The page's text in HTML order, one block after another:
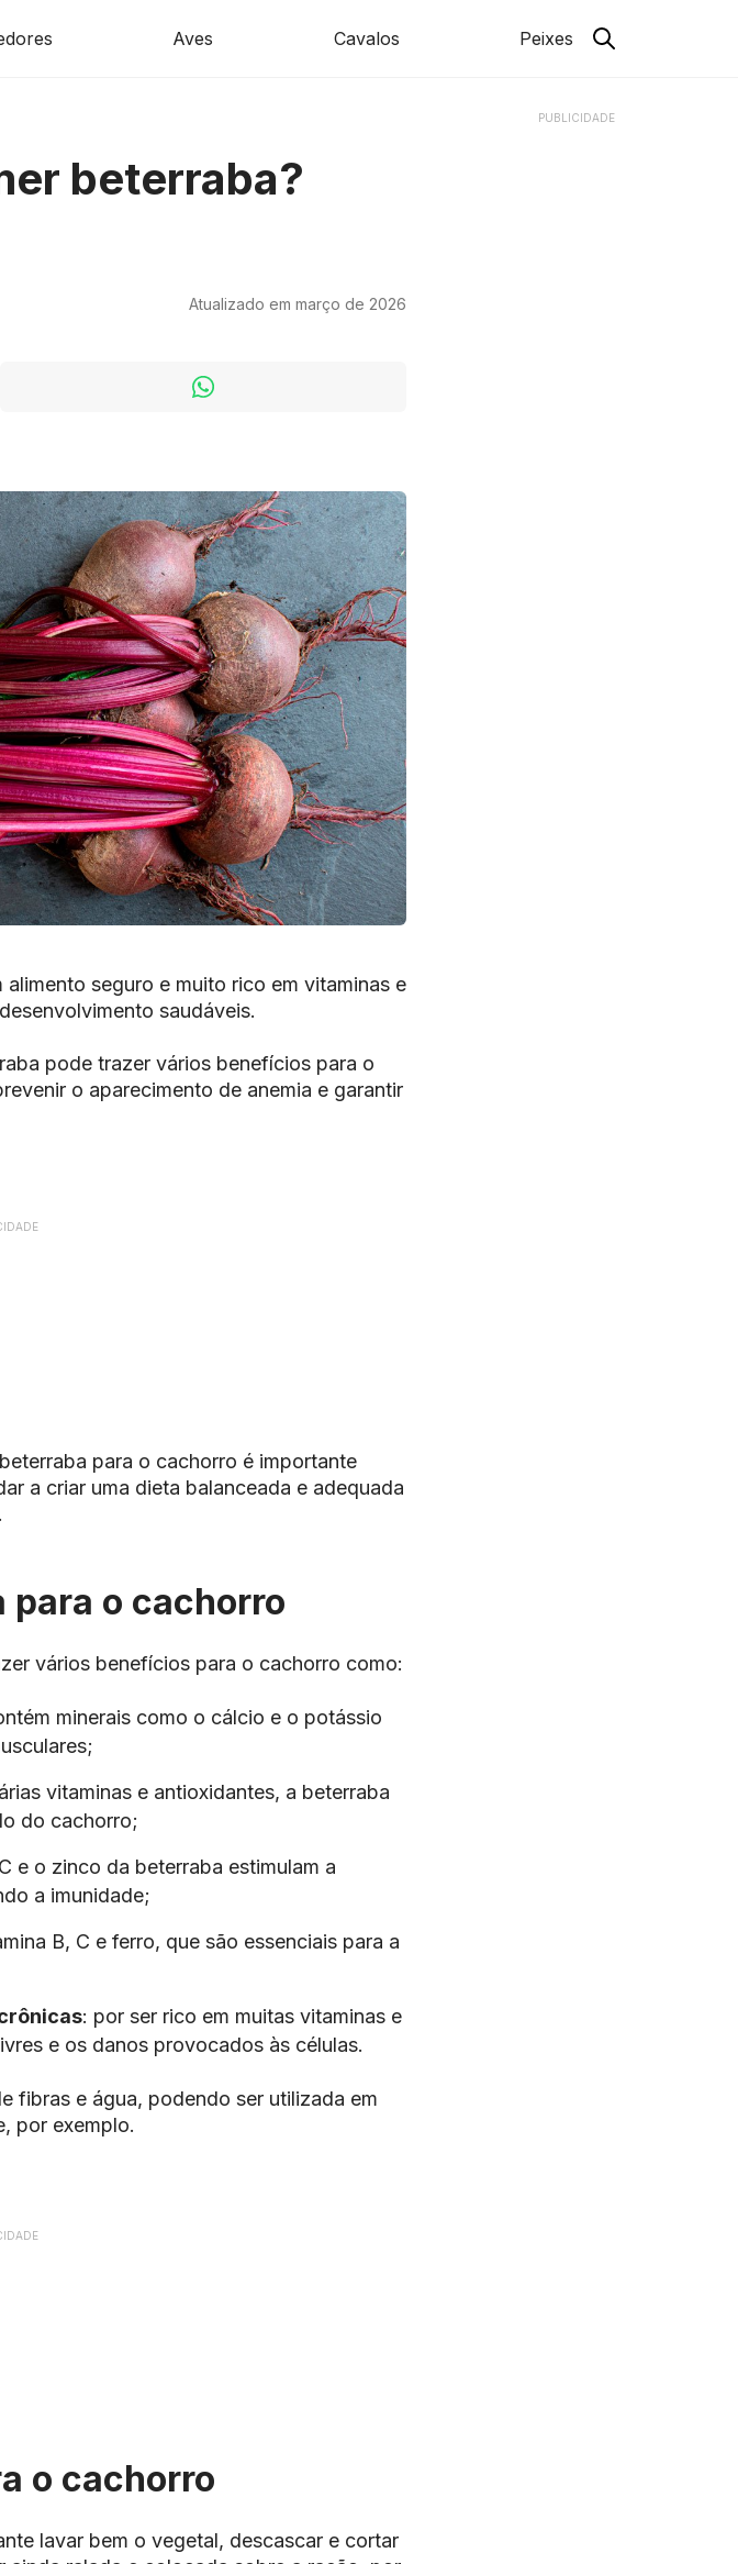
Aves Cavalos Peixes
beterraba?
Atualizado em março de 2026
seguro e muito rico em vitaminas e
saudáveis.
pode trazer vários benefícios para o
o aparecimento de anemia e garantir
para o cachorro é importante
a criar uma dieta balanceada e adequada
.
o cachorro
vários benefícios para o cachorro como:
minerais como o cálcio e o potássio
vitaminas e antioxidantes, a beterraba
do cachorro;
e o zinco da beterraba estimulam a
a imunidade;
B, C e ferro, que são essenciais para a
: por ser rico em muitas vitaminas e
e os danos provocados às células.
fibras e água, podendo ser utilizada em
por exemplo.
o cachorro
lavar bem o vegetal, descascar e cortar
PUBLICIDADE